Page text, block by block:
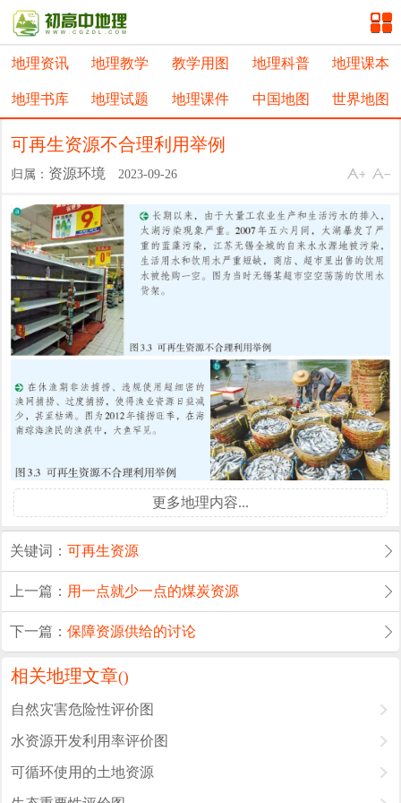
地理资讯 地理教学 教学用图 地理科普 地理课本
地理书库 地理试题 地理课件 中国地图 世界地图
可再生资源不合理利用举例
归属： 资源环境 2023-09-26
更多地理内容...
关键词：可再生资源
上一篇： 用一点就少一点的煤炭资源
下一篇：保障资源供给的讨论
相关地理文章()
自然灾害危险性评价图
水资源开发利用率评价图
可循环使用的土地资源